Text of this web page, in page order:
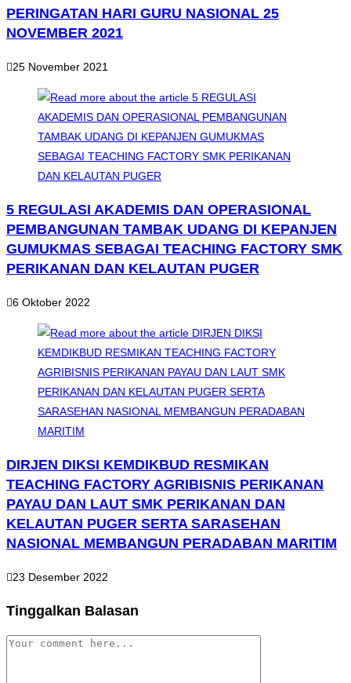
PERINGATAN HARI GURU NASIONAL 25
NOVEMBER 2021
25 November 2021
5 REGULASI AKADEMIS DAN OPERASIONAL
PEMBANGUNAN TAMBAK UDANG DI KEPANJEN
GUMUKMAS SEBAGAI TEACHING FACTORY SMK
PERIKANAN DAN KELAUTAN PUGER
6 Oktober 2022
DIRJEN DIKSI KEMDIKBUD RESMIKAN
TEACHING FACTORY AGRIBISNIS PERIKANAN
PAYAU DAN LAUT SMK PERIKANAN DAN
KELAUTAN PUGER SERTA SARASEHAN
NASIONAL MEMBANGUN PERADABAN MARITIM
23 Desember 2022
Tinggalkan Balasan